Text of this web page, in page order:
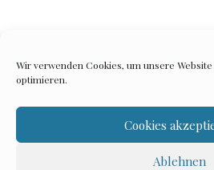
Wir verwenden Cookies, um unsere
optimieren.
Cookies
Ablehnen
Impressum